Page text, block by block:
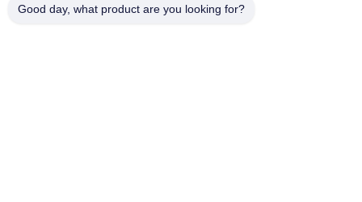
Telefon
Good day, what product are you looking for?